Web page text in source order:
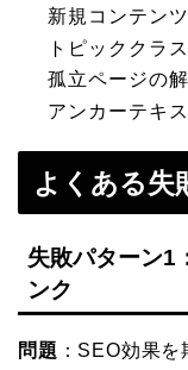
新規コンテン
トピッククラ
孤立ページの
アンカーテキ
よくある失
失敗パターン1
ンク
問題 ：SEO効果